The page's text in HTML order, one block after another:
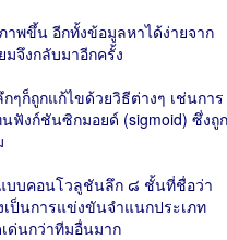
าพขึ้น อีกทั้งข้อมูลหาได้ง่ายจาก
มจึงกลับมาอีกครั้ง
ๆก็ถูกแก้ไขด้วยวิธีต่างๆ เช่นการ
ฟังก์ชันซิกมอยด์ (sigmoid) ซึ่งถูก
บบคอนโวลูชันลึก ๘ ชั้นที่ชื่อว่า
ป็นการแข่งขันจำแนกประเภท
ด่นกว่าทีมอื่นมาก